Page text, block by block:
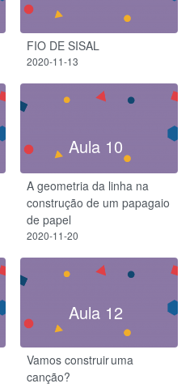
FIO DE SISAL
2020-11-13
Aula 10
A geometria da linha na
construção de um papagaio
de papel
2020-11-20
Aula 12
Vamos construir uma
canção?